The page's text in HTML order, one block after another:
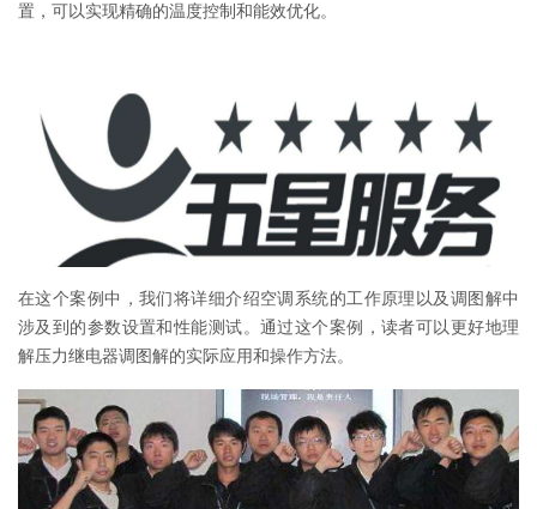
置，可以实现精确的温度控制和能效优化。
在这个案例中，我们将详细介绍空调系统的工作原理以及调图解中
涉及到的参数设置和性能测试。通过这个案例，读者可以更好地理
解压力继电器调图解的实际应用和操作方法。